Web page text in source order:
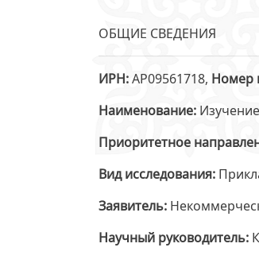
ОБЩИЕ СВЕДЕНИЯ
ИРН AP09561718, Номер
Наименование
Приоритетное
Вид исследования
Заявитель
Научный руководитель